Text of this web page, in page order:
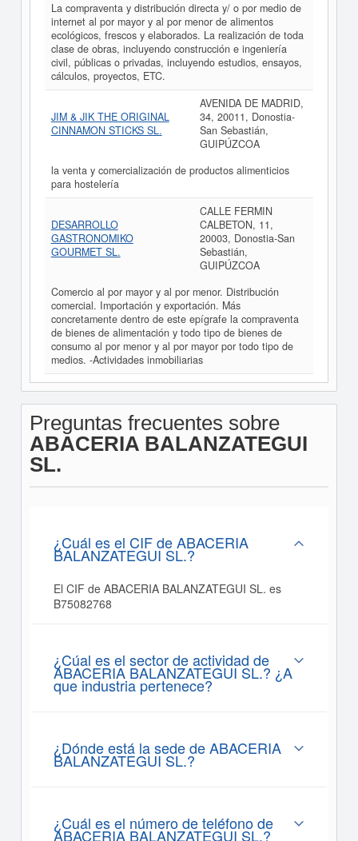
La compraventa y distribución directa y/ o por medio de
internet al por mayor y al por menor de alimentos
ecológicos, frescos y elaborados. La realización de toda
clase de obras, incluyendo construcción e ingeniería
civil, públicas o privadas, incluyendo estudios, ensayos,
cálculos, proyectos, ETC.
JIM & JIK THE ORIGINAL
CINNAMON STICKS SL.
AVENIDA DE MADRID,
34, 20011, Donostia-
San Sebastián,
GUIPÚZCOA
la venta y comercialización de productos alimenticios
para hostelería
DESARROLLO
GASTRONOMIKO
GOURMET SL.
CALLE FERMIN
CALBETON, 11,
20003, Donostia-San
Sebastián,
GUIPÚZCOA
Comercio al por mayor y al por menor. Distribución
comercial. Importación y exportación. Más
concretamente dentro de este epígrafe la compraventa
de bienes de alimentación y todo tipo de bienes de
consumo al por menor y al por mayor por todo tipo de
medios. -Actividades inmobiliarias
Preguntas frecuentes sobre
ABACERIA BALANZATEGUI
SL.
¿Cuál es el CIF de ABACERIA
BALANZATEGUI SL.?
El CIF de ABACERIA BALANZATEGUI SL. es
B75082768
¿Cúal es el sector de actividad de
ABACERIA BALANZATEGUI SL.? ¿A
que industria pertenece?
¿Dónde está la sede de ABACERIA
BALANZATEGUI SL.?
¿Cuál es el número de teléfono de
ABACERIA BALANZATEGUI SL.?